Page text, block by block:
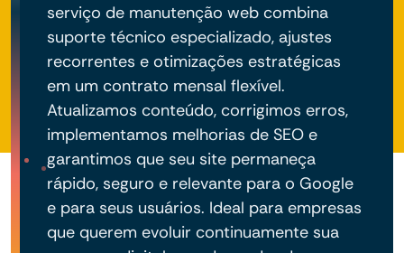
serviço de manutenção web combina
suporte técnico especializado, ajustes
recorrentes e otimizações estratégicas
em um contrato mensal flexível.
Atualizamos conteúdo, corrigimos erros,
implementamos melhorias de SEO e
garantimos que seu site permaneça
rápido, seguro e relevante para o Google
e para seus usuários. Ideal para empresas
que querem evoluir continuamente sua